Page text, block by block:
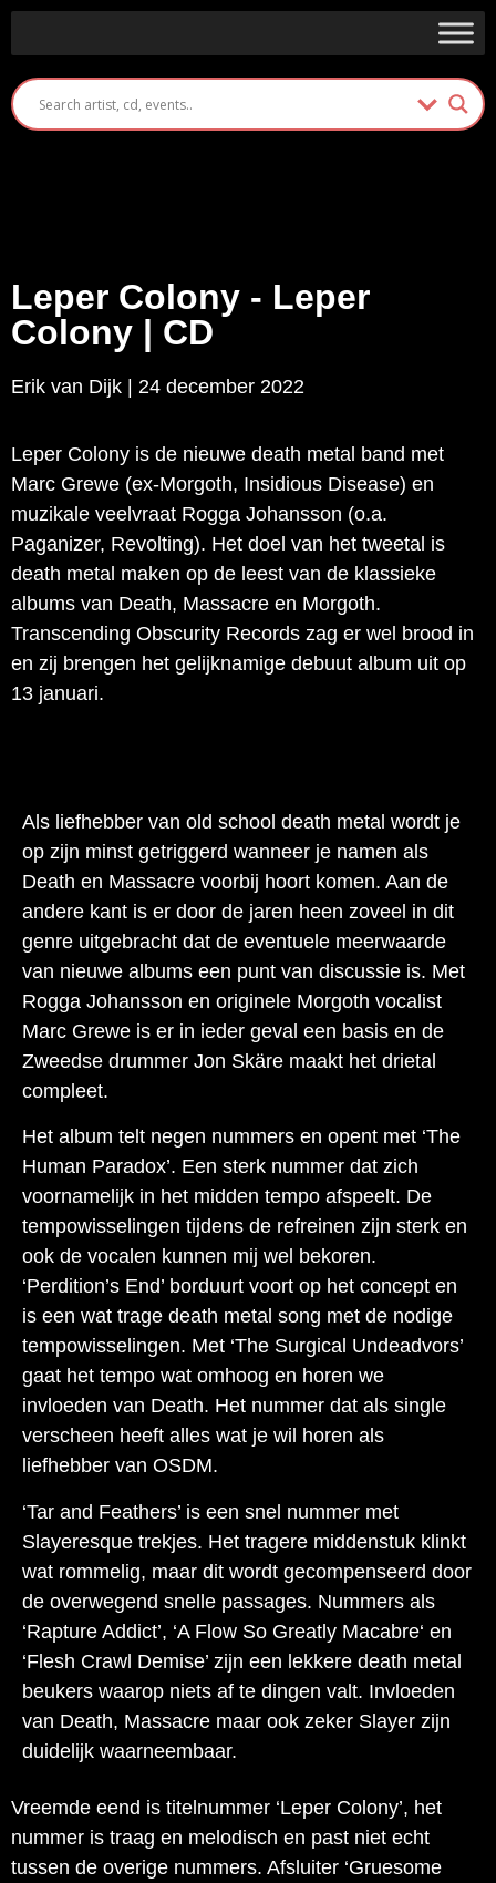
Leper Colony - Leper
Colony | CD
Erik van Dijk | 24 december 2022
Leper Colony is de nieuwe death metal band met
Marc Grewe (ex-Morgoth, Insidious Disease) en
muzikale veelvraat Rogga Johansson (o.a.
Paganizer, Revolting). Het doel van het tweetal is
death metal maken op de leest van de klassieke
albums van Death, Massacre en Morgoth.
Transcending Obscurity Records zag er wel brood in
en zij brengen het gelijknamige debuut album uit op
13 januari.
Als liefhebber van old school death metal wordt je
op zijn minst getriggerd wanneer je namen als
Death en Massacre voorbij hoort komen. Aan de
andere kant is er door de jaren heen zoveel in dit
genre uitgebracht dat de eventuele meerwaarde
van nieuwe albums een punt van discussie is. Met
Rogga Johansson en originele Morgoth vocalist
Marc Grewe is er in ieder geval een basis en de
Zweedse drummer Jon Skäre maakt het drietal
compleet.
Het album telt negen nummers en opent met ‘The
Human Paradox’. Een sterk nummer dat zich
voornamelijk in het midden tempo afspeelt. De
tempowisselingen tijdens de refreinen zijn sterk en
ook de vocalen kunnen mij wel bekoren.
‘Perdition’s End’ borduurt voort op het concept en
is een wat trage death metal song met de nodige
tempowisselingen. Met ‘The Surgical Undeadvors’
gaat het tempo wat omhoog en horen we
invloeden van Death. Het nummer dat als single
verscheen heeft alles wat je wil horen als
liefhebber van OSDM.
‘Tar and Feathers’ is een snel nummer met
Slayeresque trekjes. Het tragere middenstuk klinkt
wat rommelig, maar dit wordt gecompenseerd door
de overwegend snelle passages. Nummers als
‘Rapture Addict’, ‘A Flow So Greatly Macabre‘ en
‘Flesh Crawl Demise’ zijn een lekkere death metal
beukers waarop niets af te dingen valt. Invloeden
van Death, Massacre maar ook zeker Slayer zijn
duidelijk waarneembaar.
Vreemde eend is titelnummer ‘Leper Colony’, het
nummer is traag en melodisch en past niet echt
tussen de overige nummers. Afsluiter ‘Gruesome